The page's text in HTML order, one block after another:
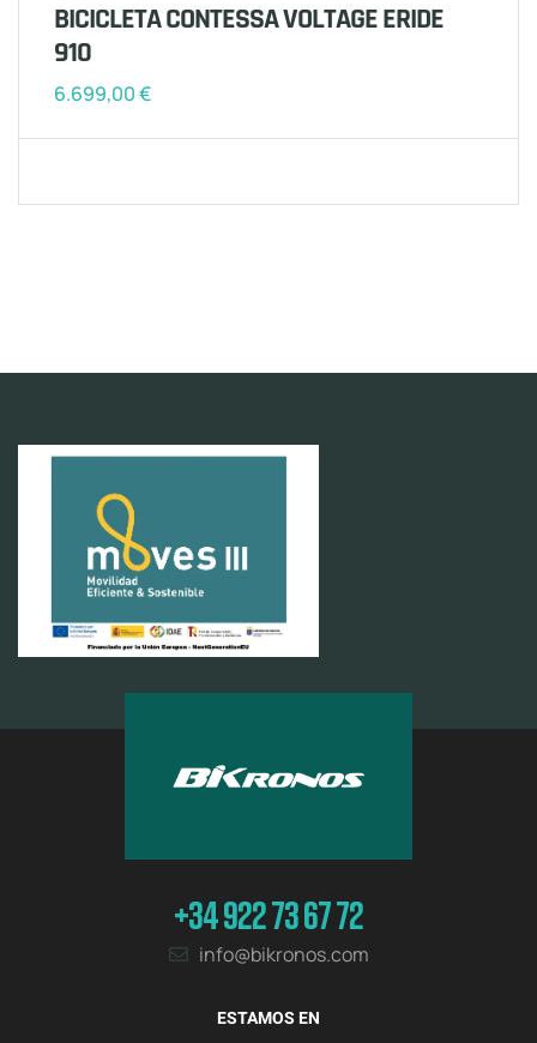
BICICLETA CONTESSA VOLTAGE ERIDE
910
6.699,00€
+34 922 73 67 72
info@bikronos.com
ESTAMOS EN